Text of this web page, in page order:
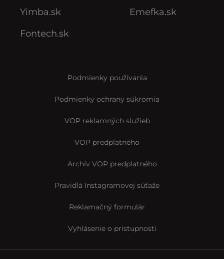
Yimba.sk
Fontech.sk
Emefka.sk
Podmienky používania
Podmienky ochrany súkromia
VOP reklamných služieb
VOP predplatného
Archív VOP predplatného
Pravidlá Instagramovej súťaže
Reklamačný formulár
Vyhlásenie o prístupnosti